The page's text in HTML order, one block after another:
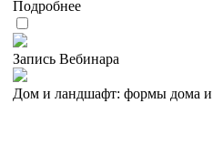
Подробнее
Запись Вебинара
Дом и ландшафт: формы дома и